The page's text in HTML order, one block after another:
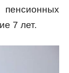
7 лет.